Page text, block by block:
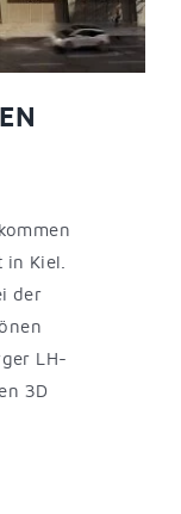
in Kiel.
der
LH-
3D